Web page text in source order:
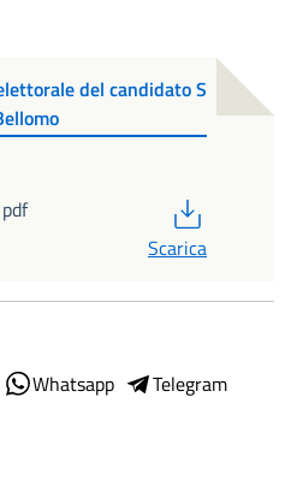
del candidato S
Scarica
Whatsapp
Telegram